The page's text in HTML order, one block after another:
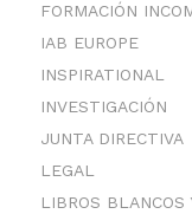
FORMACIÓN
IAB EUROPE
INSPIRATIONAL
INVESTIGACIÓN
JUNTA DIRECTIVA
LEGAL
LIBROS BLANCOS